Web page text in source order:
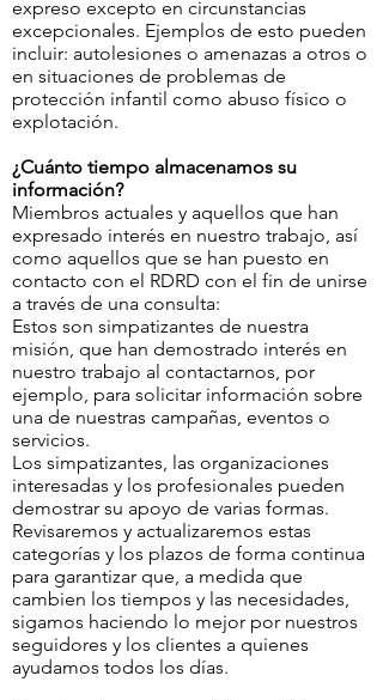
expreso excepto en circunstancias
excepcionales. Ejemplos de esto pueden
incluir: autolesiones o amenazas a otros o
en situaciones de problemas de
protección infantil como abuso físico o
explotación.
¿Cuánto tiempo almacenamos su
información?
Miembros actuales y aquellos que han
expresado interés en nuestro trabajo, así
como aquellos que se han puesto en
contacto con el RDRD con el fin de unirse
a través de una consulta:
Estos son simpatizantes de nuestra
misión, que han demostrado interés en
nuestro trabajo al contactarnos, por
ejemplo, para solicitar información sobre
una de nuestras campañas, eventos o
servicios.
Los simpatizantes, las organizaciones
interesadas y los profesionales pueden
demostrar su apoyo de varias formas.
Revisaremos y actualizaremos estas
categorías y los plazos de forma continua
para garantizar que, a medida que
cambien los tiempos y las necesidades,
sigamos haciendo lo mejor por nuestros
seguidores y los clientes a quienes
ayudamos todos los días.